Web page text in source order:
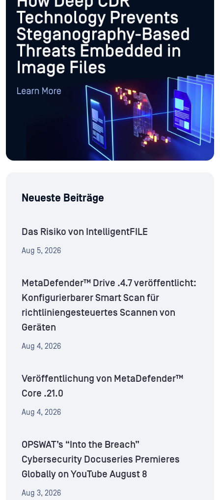
Neueste Beiträge
Das Risiko von IntelligentFILE
Aug 5, 2026
MetaDefender™ Drive .4.7 veröffentlicht:
Konfigurierbarer Smart Scan für
richtliniengesteuertes Scannen von
Geräten
Aug 4, 2026
Veröffentlichung von MetaDefender™
Core .21.0
Aug 4, 2026
OPSWAT’s “Into the Breach”
Cybersecurity Docuseries Premieres
Globally on YouTube August 8
Aug 3, 2026